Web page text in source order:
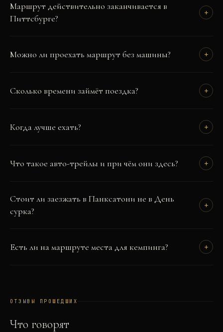
Маршрут действительно заканчивается в
Питтсбурге?
+
Можно ли проехать маршрут без машины? +
Сколько времени займёт поездка? +
Когда лучше ехать? +
Что такое авто-трейлы и при чём они здесь? +
Стоит ли заезжать в Панксатони не в День
сурка?
+
Есть ли на маршруте места для кемпинга? +
ОТЗЫВЫ ПРОШЕДШИХ
Что говорят